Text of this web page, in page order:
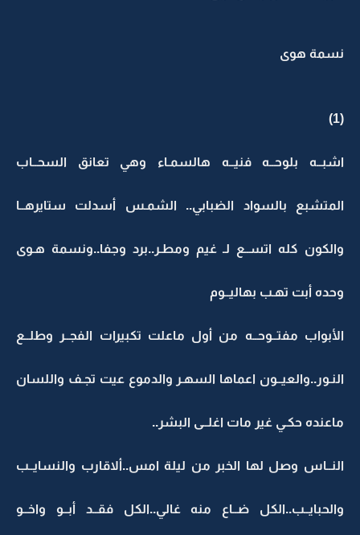
نسمة هوى
(1)
اشبــه بلوحــه فنيــه هالسمـاء وهي تعانق السحــاب
المتشبع بالسواد الضبابي.. الشمـس أسدلت ستايرهــا
والكون كله اتســع لـ غيم ومطـر..برد وجفا..ونسمة هـوى
وحده أبت تهـب بهاليــوم
الأبواب مفتــوحــه من أول ماعلت تكبيرات الفجــر وطلــع
النـور..والعيــون اعماها السهـر والدموع عيت تجـف واللسان
ماعنده حكـي غير مات اغلــى البشر..
النــاس وصل لها الخبر من ليلة امس..ألاقارب والنسايــب
والحبايــب..الكل ضــاع منه غالي..الكل فقــد أبــو واخــو